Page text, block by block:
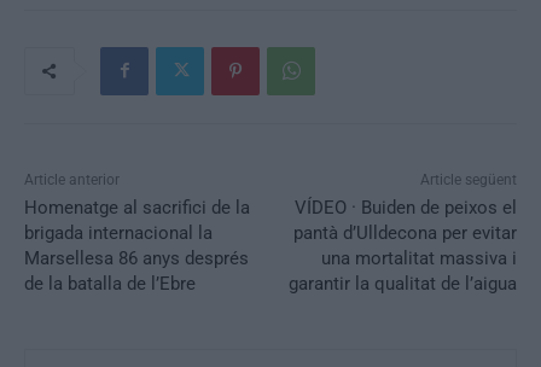
Article anterior
Homenatge al sacrifici de la
brigada internacional la
Marsellesa 86 anys després
de la batalla de l’Ebre
Article següent
VÍDEO · Buiden de peixos el
pantà d’Ulldecona per evitar
una mortalitat massiva i
garantir la qualitat de l’aigua